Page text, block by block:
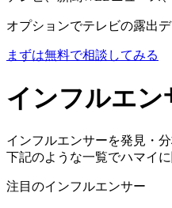
オプションでテレビの露出
まずは無料で相談してみる
インフルエン
インフルエンサーを発見・
下記のような一覧でハマイ
注目のインフルエンサー